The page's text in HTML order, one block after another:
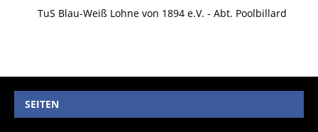
TuS Blau-Weiß Lohne von 1894 e.V. - Abt. Poolbillard
SEITEN